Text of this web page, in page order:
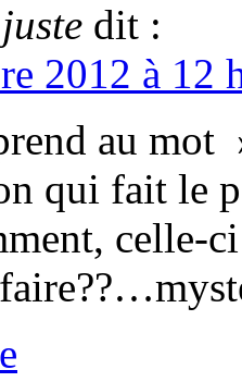
dit :
2012 à 12
au mot
qui fait le
celle-